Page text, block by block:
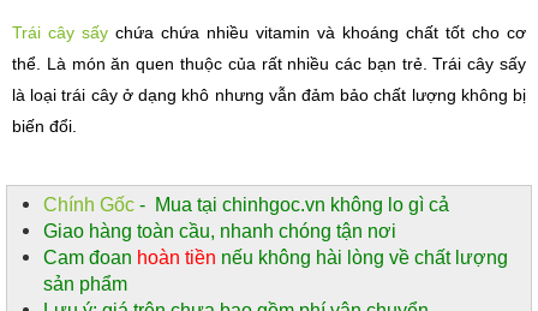
Trái cây sấy chứa chứa nhiều vitamin và khoáng chất tốt cho cơ
thể. Là món ăn quen thuộc của rất nhiều các bạn trẻ. Trái cây sấy
là loại trái cây ở dạng khô nhưng vẫn đảm bảo chất lượng không bị
biến đổi.
Chính Gốc - Mua tại chinhgoc.vn không lo gì cả
Giao hàng toàn cầu, nhanh chóng tận nơi
Cam đoan hoàn tiền nếu không hài lòng về chất lượng
sản phẩm